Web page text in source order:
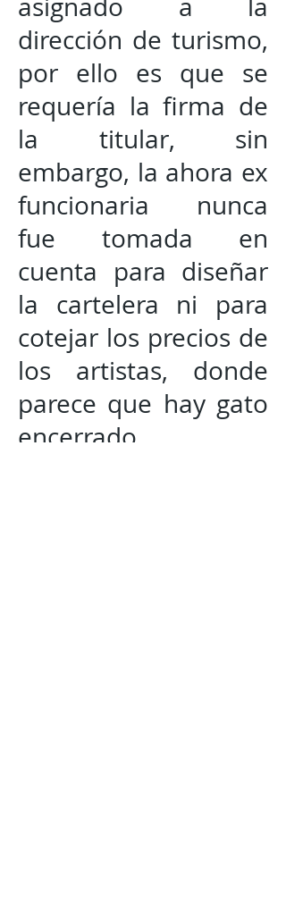
asignado a la
dirección de turismo,
por ello es que se
requería la firma de
la titular, sin
embargo, la ahora ex
funcionaria nunca
fue tomada en
cuenta para diseñar
la cartelera ni para
cotejar los precios de
los artistas, donde
parece que hay gato
encerrado.